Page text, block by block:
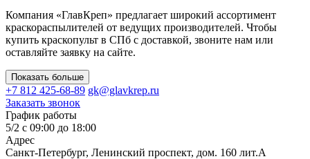
Компания «ГлавКреп» предлагает широкий ассортимент
краскораспылителей от ведущих производителей. Чтобы
купить краскопульт в СПб с доставкой, звоните нам или
оставляйте заявку на сайте.
Показать больше
+7 812 425-68-89 gk@glavkrep.ru
Заказать звонок
График работы
5/2 с 09:00 до 18:00
Адрес
Санкт-Петербург, Ленинский проспект, дом. 160 лит.А